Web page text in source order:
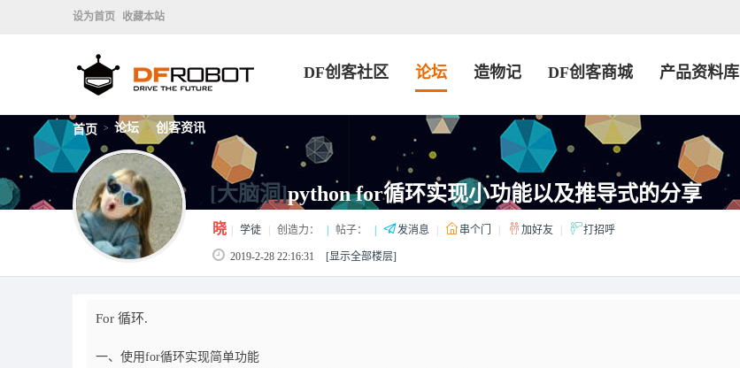
设为首页 收藏本站
DF创客社区 论坛 造物记 DF创客商城 产品资料库
首页 > 论坛 > 创客资讯
[大脑洞]python for循环实现小功能以及推导式的分享
晓 学徒 创造力： 帖子： 发消息 串个门 加好友 打招呼
2019-2-28 22:16:31 [显示全部楼层]
For 循环.
一、使用for循环实现简单功能